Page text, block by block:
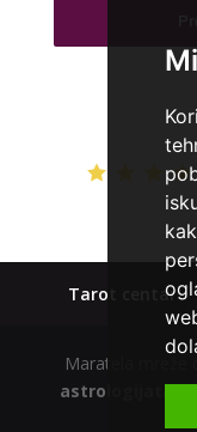
visak,
Tarot centar
Maratela mreže